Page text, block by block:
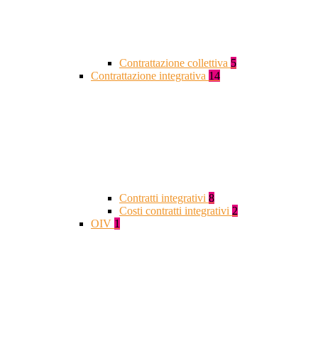
Contrattazione collettiva 5
Contrattazione integrativa 14
Contratti integrativi 8
Costi contratti integrativi 2
OIV 1